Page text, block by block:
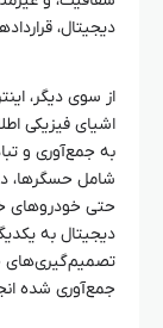
دیجیتال،
اشیای فیزیکی
به جمع‌آوری و
شامل حسگرها،
دیجیتال به
تصمیم‌گیری‌های
جمع‌آوری شده